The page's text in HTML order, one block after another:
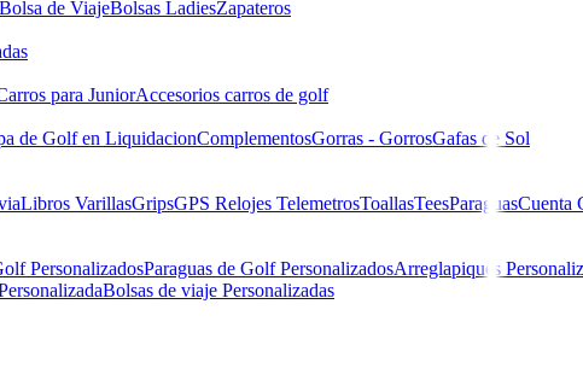
Bolsa de ViajeBolsas LadiesZapateros
para JuniorAccesorios carros de golf
de Golf en LiquidacionComplementosGorras - GorrosGafas de Sol
Libros VarillasGripsGPS Relojes TelemetrosToallasTeesParaguasCuenta
PersonalizadosParaguas de Golf PersonalizadosArreglapiques
Bolsas de viaje Personalizadas